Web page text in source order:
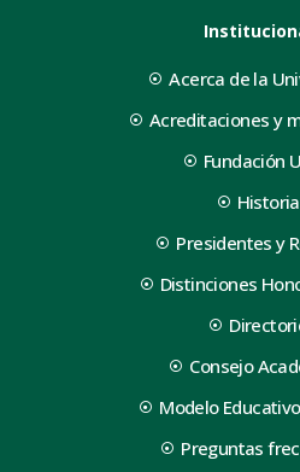
Acerca de la
Acreditaciones y
Fundación
Historia
Presidentes y
Distinciones
Consejo
Modelo
Preguntas